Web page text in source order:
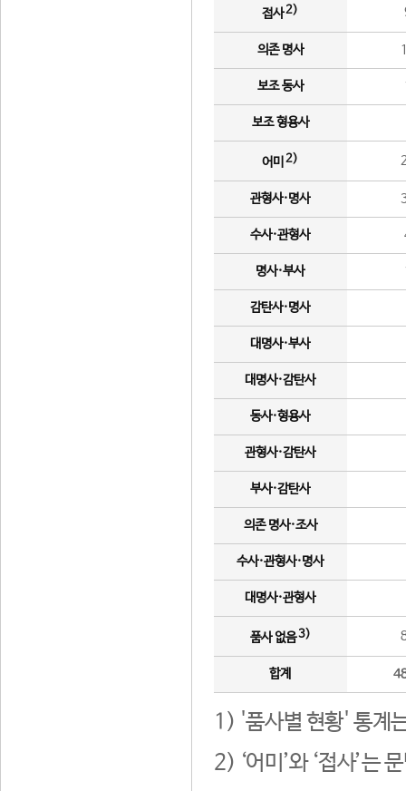
접사2)
의존 명사
보조 동사
보조 형용사
어미 2)
관형사·명사
수사·관형사
명사·부사
감탄사·명사
대명사·부사
대명사·감탄사
동사·형용사
관형사·감탄사
부사·감탄사
의존 명사·조사
수사·관형사·명사
대명사·관형사
품사 없음3)
합계
1) '품사별 현황' 통계
2) ‘어미’와 ‘접사’는